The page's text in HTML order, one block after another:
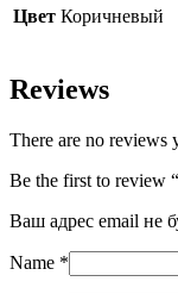
Цвет Коричневый
Reviews
There are no reviews
Be the first to review
Ваш адрес email не
Name *